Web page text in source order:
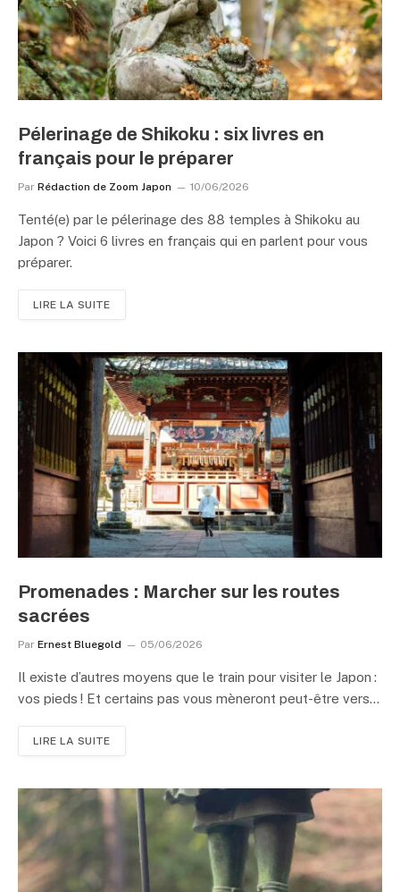
Pélerinage de Shikoku : six livres en
français pour le préparer
Par Rédaction de Zoom Japon 10/06/2026
Tenté(e) par le pélerinage des 88 temples à Shikoku au
Japon ? Voici 6 livres en français qui en parlent pour vous
préparer.
LIRE LA SUITE
Promenades : Marcher sur les routes
sacrées
Par Ernest Bluegold 05/06/2026
Il existe d’autres moyens que le train pour visiter le Japon :
vos pieds ! Et certains pas vous mèneront peut-être vers…
LIRE LA SUITE